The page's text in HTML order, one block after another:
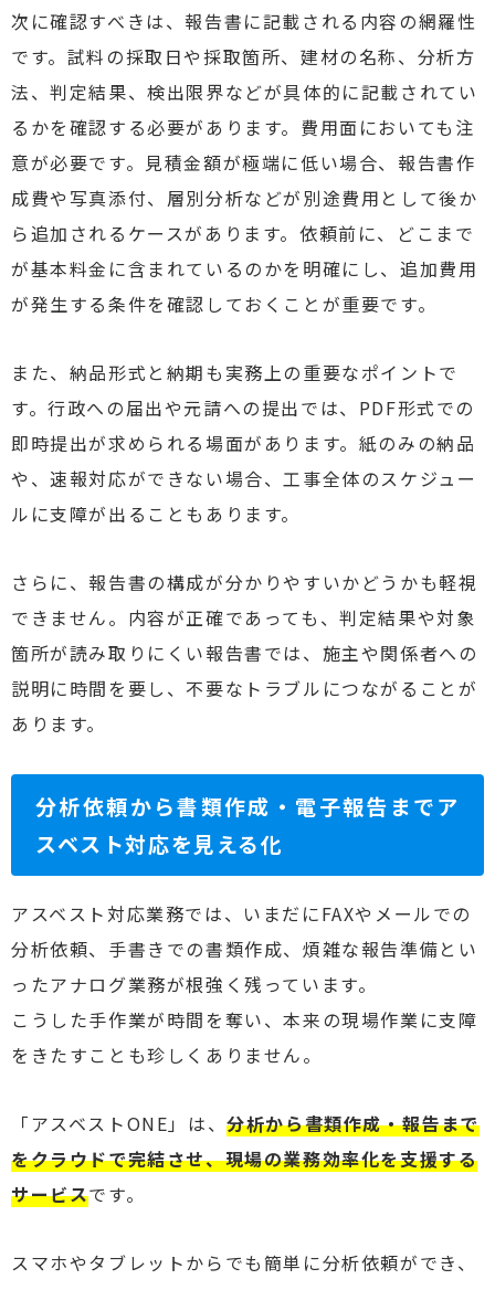
次に確認すべきは、報告書に記載される内容の網羅性
です。試料の採取日や採取箇所、建材の名称、分析方
法、判定結果、検出限界などが具体的に記載されてい
るかを確認する必要があります。費用面においても注
意が必要です。見積金額が極端に低い場合、報告書作
成費や写真添付、層別分析などが別途費用として後か
ら追加されるケースがあります。依頼前に、どこまで
が基本料金に含まれているのかを明確にし、追加費用
が発生する条件を確認しておくことが重要です。
また、納品形式と納期も実務上の重要なポイントで
す。行政への届出や元請への提出では、PDF形式での
即時提出が求められる場面があります。紙のみの納品
や、速報対応ができない場合、工事全体のスケジュー
ルに支障が出ることもあります。
さらに、報告書の構成が分かりやすいかどうかも軽視
できません。内容が正確であっても、判定結果や対象
箇所が読み取りにくい報告書では、施主や関係者への
説明に時間を要し、不要なトラブルにつながることが
あります。
分析依頼から書類作成・電子報告までア
スベスト対応を見える化
アスベスト対応業務では、いまだにFAXやメールでの
分析依頼、手書きでの書類作成、煩雑な報告準備とい
ったアナログ業務が根強く残っています。
こうした手作業が時間を奪い、本来の現場作業に支障
をきたすことも珍しくありません。
「アスベストONE」は、分析から書類作成・報告まで
をクラウドで完結させ、現場の業務効率化を支援する
サービスです。
スマホやタブレットからでも簡単に分析依頼ができ、